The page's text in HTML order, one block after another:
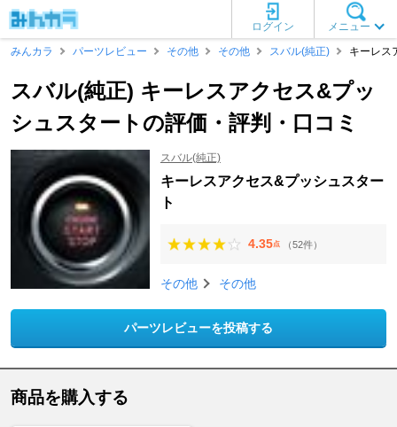
メニュー
ログイン
みんカラ
パーツレビュー その他 その他 スバル(純正) キーレス
スバル(純正) キーレスアクセス&プッ
シュスタートの評価・評判・口コミ
スバル(純正)
キーレスアクセス&プッシュスター
ト
4.35点 （52件）
その他 その他
パーツレビューを投稿する
商品を購入する